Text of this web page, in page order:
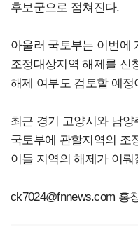
후보군으로 점쳐진다.
아울러 국토부는 이번에
조정대상지역 해제를 신
해제 여부도 검토할 예정
최근 경기 고양시와 남
국토부에 관할지역의 조
이들 지역의 해제가 이
ck7024@fnnews.com 홍